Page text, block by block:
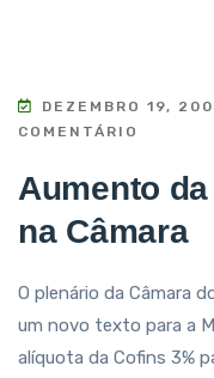
DEZEMBRO 19,
COMENTÁRIO
Aumento
na Câmara
O plenário da Câmara
um novo texto para a
alíquota da Cofins 3%